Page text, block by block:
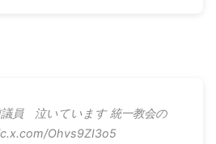
議員 泣いています 統一教会の
Ohvs9ZI3o5